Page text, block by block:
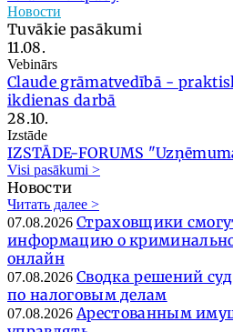
Новости
Tuvākie pasākumi
11.08.
Vebinārs
Claude grāmatvedībā -
ikdienas darbā
28.10.
Izstāde
IZSTĀDE-FORUMS
Visi pasākumi >
Новости
Читать далее >
07.08.2026 Страховщики
информацию о
онлайн
07.08.2026 Сводка решений
по налоговым делам
07.08.2026 Арестованным